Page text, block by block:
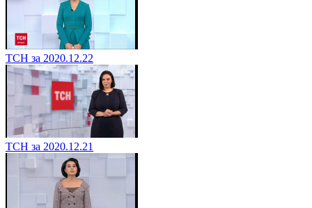
ТСН за 2020.12.22
ТСН за 2020.12.21